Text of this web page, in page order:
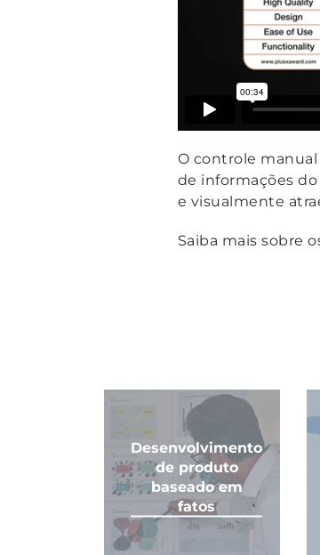
O controle
de informações
e visualmente
Saiba mais sobre
Desenvolvimento
de produto
baseado em
fatos